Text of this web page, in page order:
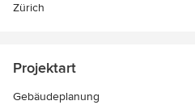
Zürich
Projektart
Gebäudeplanung